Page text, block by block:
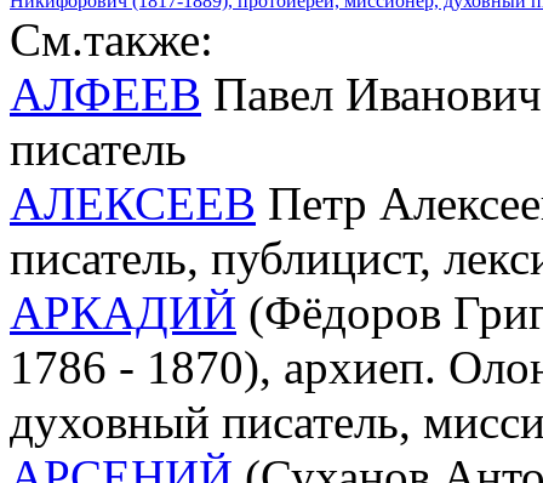
См.также:
АЛФЕЕВ Павел
писатель
АЛЕКСЕЕВ Петр
писатель, публицист,
АРКАДИЙ (Фёдоров
1786 - 1870), архиеп.
духовный писатель,